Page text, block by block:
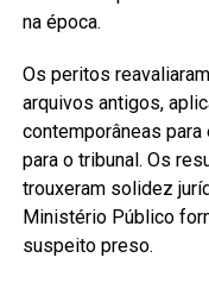
na época.
Os peritos
arquivos antigos,
contemporâneas
para o tribunal. Os
trouxeram solidez
Ministério Público
suspeito preso.